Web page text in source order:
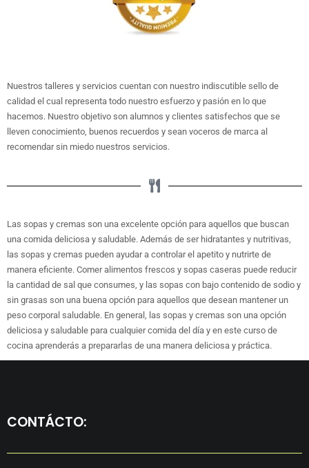
Nuestros talleres y servicios cuentan con nuestro indiscutible sello de
calidad el cual representa todo nuestro esfuerzo y pasión en lo que
hacemos. Nuestro objetivo son alumnos y clientes satisfechos que se
lleven conocimiento, buenos recuerdos y sean voceros de marca al
recomendar sin miedo nuestros servicios.
Las sopas y cremas son una excelente opción para aquellos que buscan
una comida deliciosa y saludable. Además de ser hidratantes y nutritivas,
las sopas y cremas pueden ayudar a controlar el apetito y nutrirte de
manera eficiente. Comer alimentos frescos y sopas caseras puede reducir
la cantidad de sal que consumes, y las sopas con bajo contenido de sodio y
sin grasas son una buena opción para aquellos que desean mantener un
peso corporal saludable. En general, las sopas y cremas son una opción
deliciosa y saludable para cualquier comida del día y en este curso de
cocina aprenderás a prepararlas de una manera deliciosa y práctica.
CONTÁCTO: